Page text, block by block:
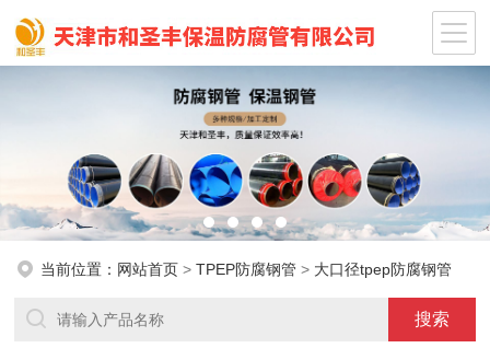
当前位置： 网站首页 > TPEP防腐钢管 > 大口径tpep防腐钢管